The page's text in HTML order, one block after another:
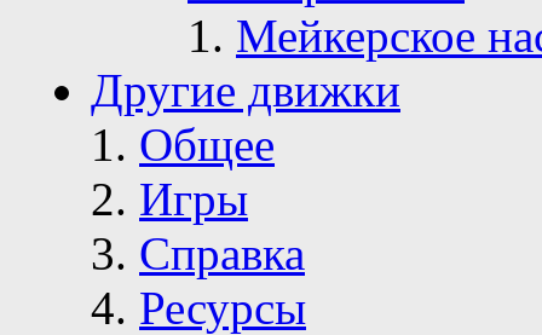
Мейкерское
Другие движки
Общее
Игры
Справка
Ресурсы